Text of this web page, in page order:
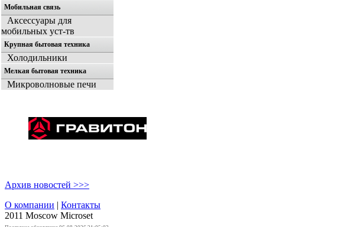
Мобильная связь
Аксессуары для
мобильных уст-тв
Крупная бытовая техника
Холодильники
Мелкая бытовая техника
Микроволновые печи
Архив новостей >>>
О компании | Контакты
2011 Moscow Microset